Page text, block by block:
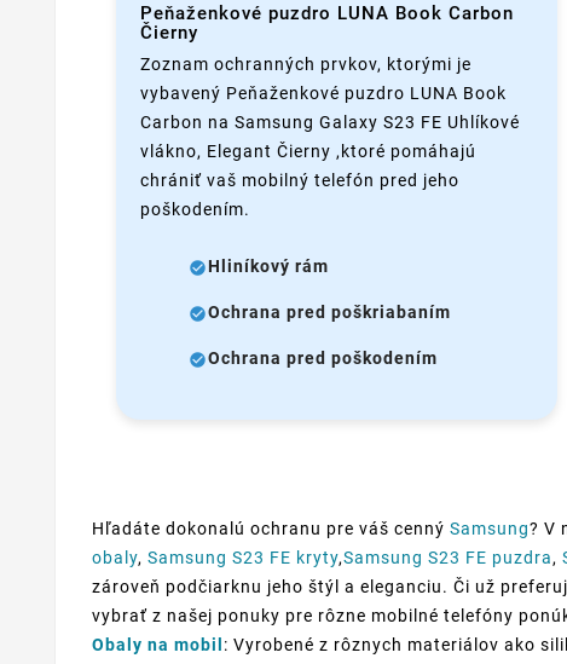
Peňaženkové puzdro LUNA Book Carbon
Čierny
Zoznam ochranných prvkov, ktorými je
vybavený Peňaženkové puzdro LUNA Book
Carbon na Samsung Galaxy S23 FE Uhlíkové
vlákno, Elegant Čierny ,ktoré pomáhajú
chrániť vaš mobilný telefón pred jeho
poškodením.
Hliníkový rám
Ochrana pred poškriabaním
Ochrana pred poškodením
Hľadáte dokonalú ochranu pre váš cenný Samsung? V
obaly, Samsung S23 FE kryty,Samsung S23 FE puzdra,
zároveň podčiarknu jeho štýl a eleganciu. Či už
vybrať z našej ponuky pre rôzne mobilné telefóny
Obaly na mobil : Vyrobené z rôznych materiálov ako